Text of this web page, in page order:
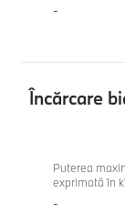
-
Încărcare
bidirecțională
M235
xDrive
Gran
Puterea
exprimată în
-